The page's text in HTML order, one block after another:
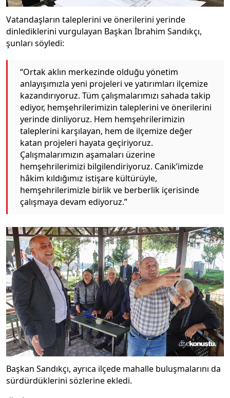
Vatandaşların taleplerini ve önerilerini yerinde
dinlediklerini vurgulayan Başkan İbrahim Sandıkçı,
şunları söyledi:
“Ortak aklın merkezinde olduğu yönetim
anlayışımızla yeni projeleri ve yatırımları ilçemize
kazandırıyoruz. Tüm çalışmalarımızı sahada takip
ediyor, hemşehrilerimizin taleplerini ve önerilerini
yerinde dinliyoruz. Hem hemşehrilerimizin
taleplerini karşılayan, hem de ilçemize değer
katan projeleri hayata geçiriyoruz.
Çalışmalarımızın aşamaları üzerine
hemşehrilerimizi bilgilendiriyoruz. Canik’imizde
hâkim kıldığımız istişare kültürüyle,
hemşehrilerimizle birlik ve berberlik içerisinde
çalışmaya devam ediyoruz.”
Başkan Sandıkçı, ayrıca ilçede mahalle buluşmalarını da
sürdürdüklerini sözlerine ekledi.